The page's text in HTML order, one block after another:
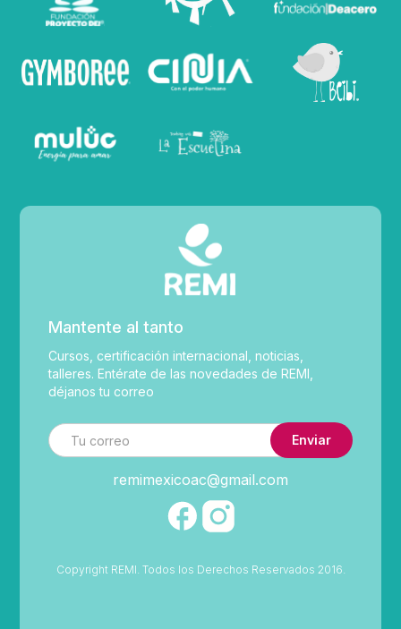
Mantente al tanto
Cursos, certificación internacional, noticias,
talleres. Entérate de las novedades de REMI,
déjanos tu correo
remimexicoac@gmail.com
Copyright REMI. Todos los Derechos Reservados 2016.